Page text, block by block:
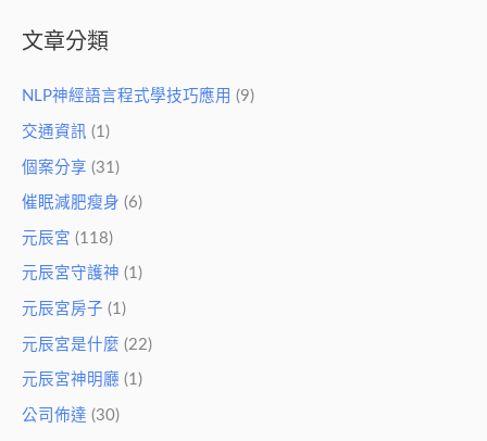
文章分類
NLP神經語言程式學技巧應用 (9)
交通資訊 (1)
個案分享 (31)
催眠減肥瘦身 (6)
元辰宮 (118)
元辰宮守護神 (1)
元辰宮房子 (1)
元辰宮是什麼 (22)
元辰宮神明廳 (1)
公司佈達 (30)